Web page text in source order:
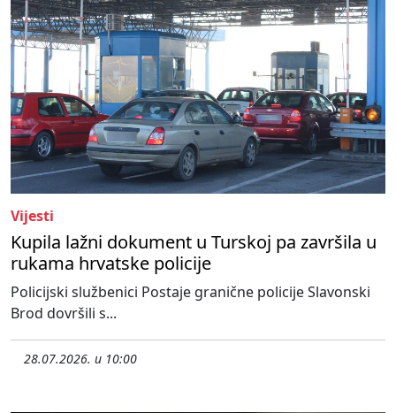
Vijesti
Kupila lažni dokument u Turskoj pa završila u
rukama hrvatske policije
Policijski službenici Postaje granične policije Slavonski
Brod dovršili s...
28.07.2026. u 10:00